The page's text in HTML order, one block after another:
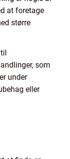
at foretage
større
som
under
eller